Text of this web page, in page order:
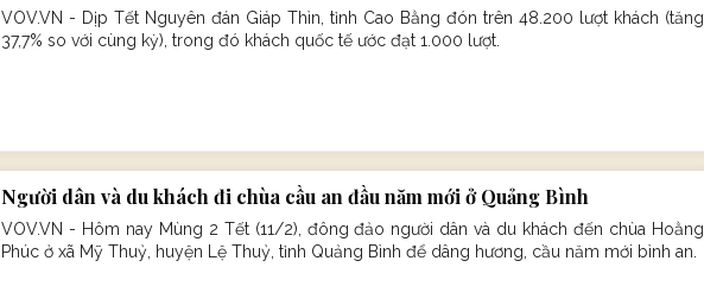
VOV.VN - Dịp Tết Nguyên đán Giáp Thìn, tỉnh Cao Bằng đón trên 48.200 lượt khách (tăng
37,7% so với cùng kỳ), trong đó khách quốc tế ước đạt 1.000 lượt.
Người dân và du khách đi chùa cầu an đầu năm mới ở Quảng Bình
VOV.VN - Hôm nay Mùng 2 Tết (11/2), đông đảo người dân và du khách đến chùa Hoằng
Phúc ở xã Mỹ Thuỷ, huyện Lệ Thuỷ, tỉnh Quảng Bình để dâng hương, cầu năm mới bình an.